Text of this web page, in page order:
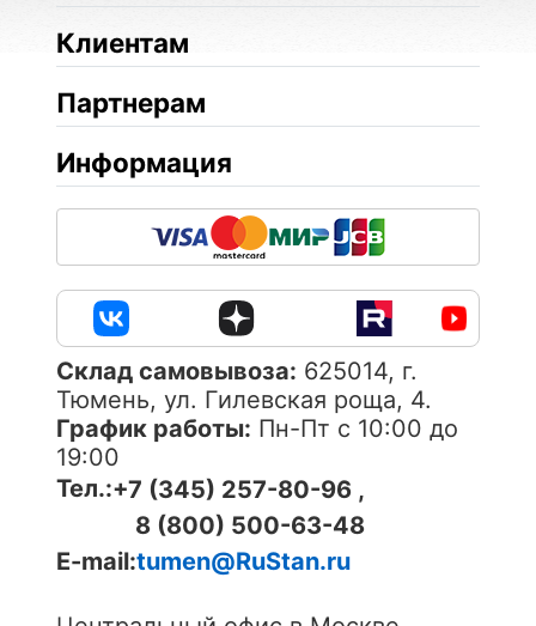
Клиентам
Партнерам
Информация
Cклад самовывоза: 625014, г.
Тюмень, ул. Гилевская роща, 4.
График работы: Пн-Пт с 10:00 до
19:00
Тел.:+7 (345) 257-80-96 ,
8 (800) 500-63-48
E-mail:tumen@RuStan.ru